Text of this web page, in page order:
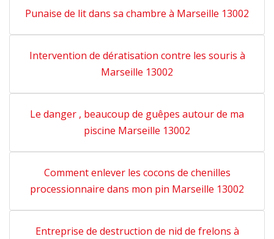
Punaise de lit dans sa chambre à Marseille 13002
Intervention de dératisation contre les souris à
Marseille 13002
Le danger , beaucoup de guêpes autour de ma
piscine Marseille 13002
Comment enlever les cocons de chenilles
processionnaire dans mon pin Marseille 13002
Entreprise de destruction de nid de frelons à